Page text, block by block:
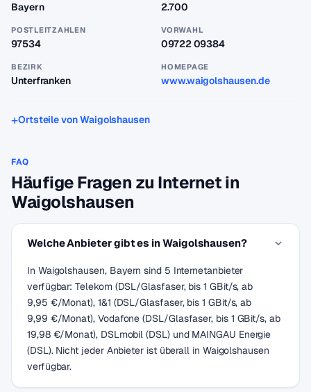
Bayern 2.700
POSTLEITZAHLEN
97534
VORWAHL
09722 09384
BEZIRK
Unterfranken
HOMEPAGE
www.waigolshausen.de
Ortsteile von Waigolshausen
FAQ
Häufige Fragen zu Internet in
Waigolshausen
Welche Anbieter gibt es in Waigolshausen?
In Waigolshausen, Bayern sind 5 Internetanbieter
verfügbar: Telekom (DSL/Glasfaser, bis 1 GBit/s, ab
9,95 €/Monat), 1&1 (DSL/Glasfaser, bis 1 GBit/s, ab
9,99 €/Monat), Vodafone (DSL/Glasfaser, bis 1 GBit/s, ab
19,98 €/Monat), DSLmobil (DSL) und MAINGAU Energie
(DSL). Nicht jeder Anbieter ist überall in Waigolshausen
verfügbar.